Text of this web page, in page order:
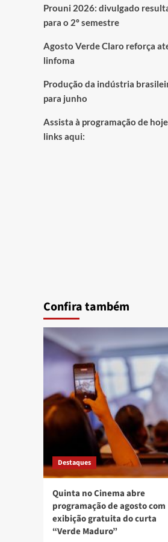
Prouni 2026: divulgado
para o 2º semestre
Agosto Verde Claro reforça
linfoma
Produção da indústria
para junho
Assista à programação de
links aqui:
Confira também
Destaques
Quinta no Cinema abre
programação de agosto com
exibição gratuita do curta
“Verde Maduro”